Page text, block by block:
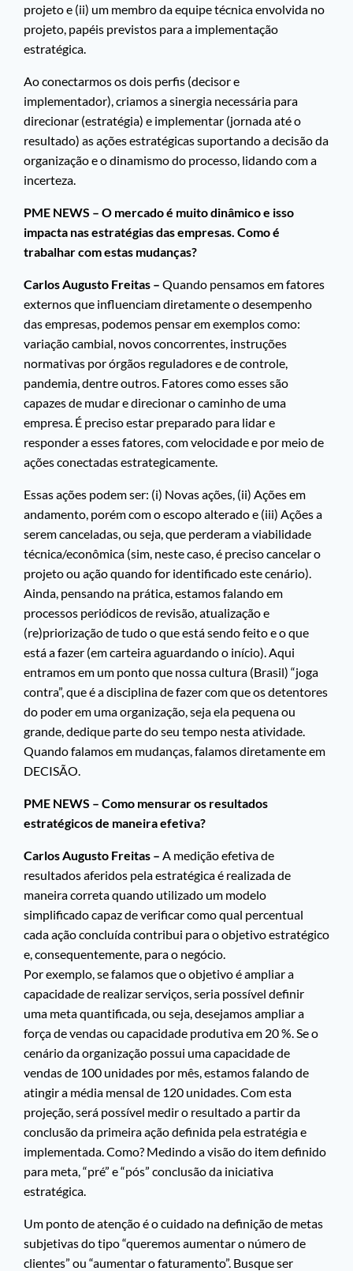
projeto e (ii) um membro da equipe técnica envolvida no
projeto, papéis previstos para a implementação
estratégica.
Ao conectarmos os dois perfis (decisor e
implementador), criamos a sinergia necessária para
direcionar (estratégia) e implementar (jornada até o
resultado) as ações estratégicas suportando a decisão da
organização e o dinamismo do processo, lidando com a
incerteza.
PME NEWS – O mercado é muito dinâmico e isso
impacta nas estratégias das empresas. Como é
trabalhar com estas mudanças?
Carlos Augusto Freitas – Quando pensamos em fatores
externos que influenciam diretamente o desempenho
das empresas, podemos pensar em exemplos como:
variação cambial, novos concorrentes, instruções
normativas por órgãos reguladores e de controle,
pandemia, dentre outros. Fatores como esses são
capazes de mudar e direcionar o caminho de uma
empresa. É preciso estar preparado para lidar e
responder a esses fatores, com velocidade e por meio de
ações conectadas estrategicamente.
Essas ações podem ser: (i) Novas ações, (ii) Ações em
andamento, porém com o escopo alterado e (iii) Ações a
serem canceladas, ou seja, que perderam a viabilidade
técnica/econômica (sim, neste caso, é preciso cancelar o
projeto ou ação quando for identificado este cenário).
Ainda, pensando na prática, estamos falando em
processos periódicos de revisão, atualização e
(re)priorização de tudo o que está sendo feito e o que
está a fazer (em carteira aguardando o início). Aqui
entramos em um ponto que nossa cultura (Brasil) “joga
contra”, que é a disciplina de fazer com que os detentores
do poder em uma organização, seja ela pequena ou
grande, dedique parte do seu tempo nesta atividade.
Quando falamos em mudanças, falamos diretamente em
DECISÃO.
PME NEWS – Como mensurar os resultados
estratégicos de maneira efetiva?
Carlos Augusto Freitas – A medição efetiva de
resultados aferidos pela estratégica é realizada de
maneira correta quando utilizado um modelo
simplificado capaz de verificar como qual percentual
cada ação concluída contribui para o objetivo estratégico
e, consequentemente, para o negócio.
Por exemplo, se falamos que o objetivo é ampliar a
capacidade de realizar serviços, seria possível definir
uma meta quantificada, ou seja, desejamos ampliar a
força de vendas ou capacidade produtiva em 20 %. Se o
cenário da organização possui uma capacidade de
vendas de 100 unidades por mês, estamos falando de
atingir a média mensal de 120 unidades. Com esta
projeção, será possível medir o resultado a partir da
conclusão da primeira ação definida pela estratégia e
implementada. Como? Medindo a visão do item definido
para meta, “pré” e “pós” conclusão da iniciativa
estratégica.
Um ponto de atenção é o cuidado na definição de metas
subjetivas do tipo “queremos aumentar o número de
clientes” ou “aumentar o faturamento”. Busque ser